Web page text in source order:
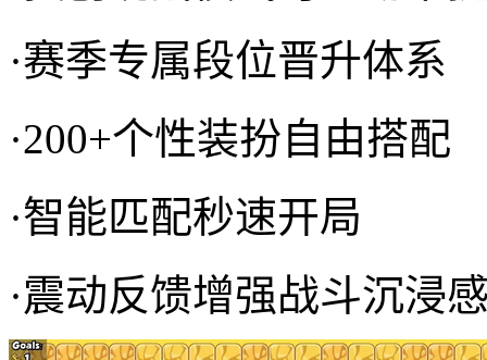
·赛季专属段位晋升体系
·200+个性装扮自由搭配
·智能匹配秒速开局
·震动反馈增强战斗沉浸